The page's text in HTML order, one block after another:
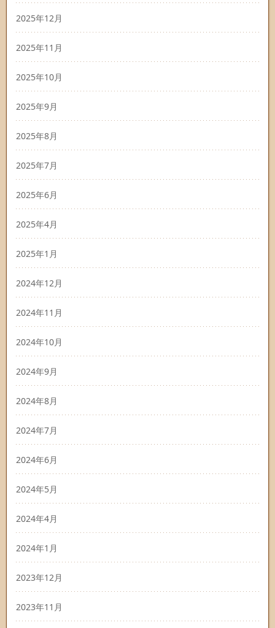
2025年12月
2025年11月
2025年10月
2025年9月
2025年8月
2025年7月
2025年6月
2025年4月
2025年1月
2024年12月
2024年11月
2024年10月
2024年9月
2024年8月
2024年7月
2024年6月
2024年5月
2024年4月
2024年1月
2023年12月
2023年11月